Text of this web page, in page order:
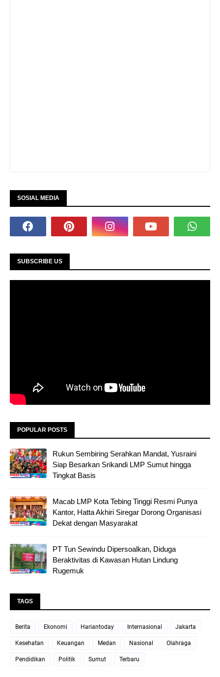
SOSIAL MEDIA
SUBSCRIBE US
POPULAR POSTS
Rukun Sembiring Serahkan Mandat, Yusraini
Siap Besarkan Srikandi LMP Sumut hingga
Tingkat Basis
Macab LMP Kota Tebing Tinggi Resmi Punya
Kantor, Hatta Akhiri Siregar Dorong Organisasi
Dekat dengan Masyarakat
PT Tun Sewindu Dipersoalkan, Diduga
Beraktivitas di Kawasan Hutan Lindung
Rugemuk
TAGS
Berita Ekonomi Hariantoday Internasional Jakarta
Kesehatan Keuangan Medan Nasional Olahraga
Pendidikan Politik Sumut Terbaru